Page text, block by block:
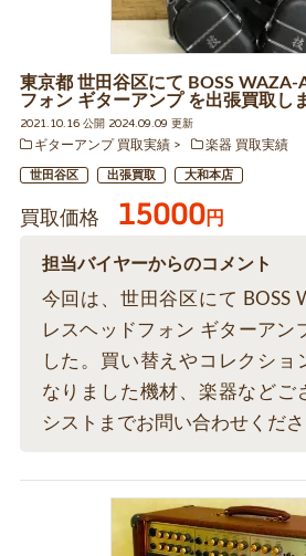
東京都 世田谷区にて BOSS WAZA-
フォン ギターアンプ を出張買取し
2021.10.16 公開 2024.09.09 更新
ギターアンプ 買取実績
楽器 買取実績
世田谷区 出張買取 大和本店
買取価格 15000円
担当バイヤーからのコメント
今回は、世田谷区にて BOSS
レスヘッドフォン ギターアン
した。買い替えやコレクショ
なりました機材、楽器などご
シストまでお問い合わせくださ